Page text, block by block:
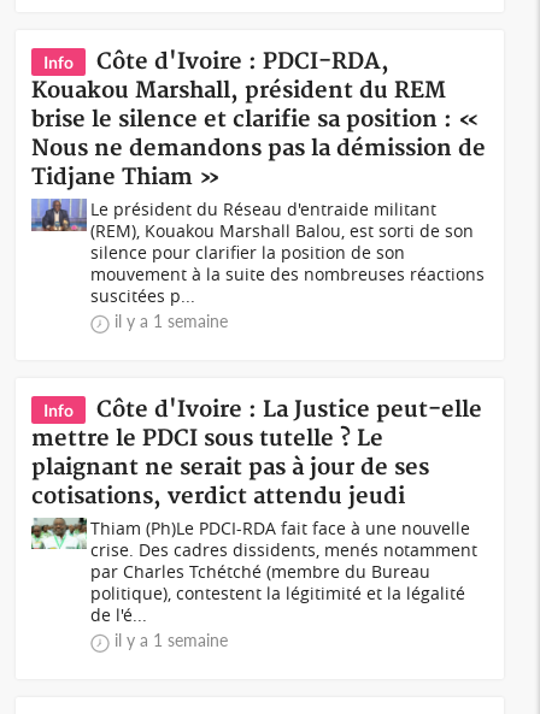
Info
Côte d'Ivoire : PDCI-RDA,
Kouakou Marshall, président du REM
brise le silence et clarifie sa position : «
Nous ne demandons pas la démission de
Tidjane Thiam »
Le président du Réseau d'entraide militant
(REM), Kouakou Marshall Balou, est sorti de son
silence pour clarifier la position de son
mouvement à la suite des nombreuses réactions
suscitées p...
il y a 1 semaine
Info
Côte d'Ivoire : La Justice peut-elle
mettre le PDCI sous tutelle ? Le
plaignant ne serait pas à jour de ses
cotisations, verdict attendu jeudi
Thiam (Ph)Le PDCI-RDA fait face à une nouvelle
crise. Des cadres dissidents, menés notamment
par Charles Tchétché (membre du Bureau
politique), contestent la légitimité et la légalité
de l'é...
il y a 1 semaine